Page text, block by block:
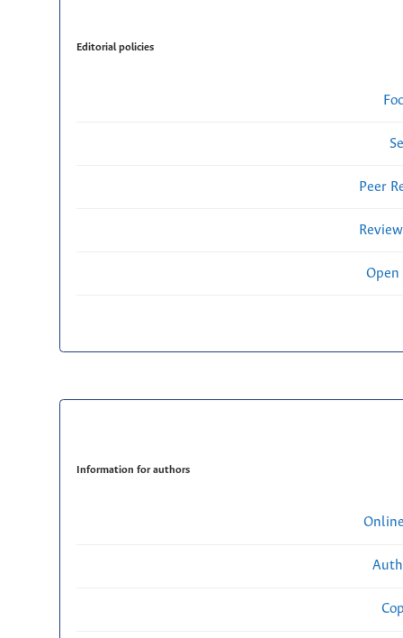
Editorial policies
Peer
Open
Information for authors